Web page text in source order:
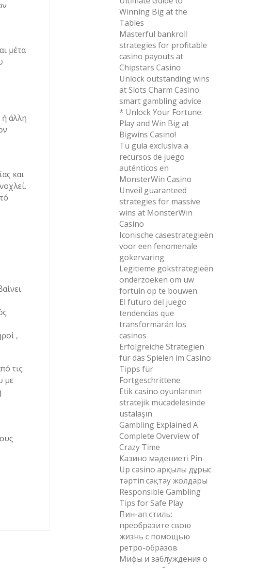
μέτα
ή άλλη
και
,
τις
με
Winning Big at the
Tables
Masterful bankroll
strategies for profitable
casino payouts at
Chipstars Casino
Unlock outstanding wins
at Slots Charm Casino:
smart gambling advice
* Unlock Your Fortune:
Play and Win Big at
Bigwins Casino!
Tu guía exclusiva a
recursos de juego
auténticos en
MonsterWin Casino
Unveil guaranteed
strategies for massive
wins at MonsterWin
Casino
Iconische casestrategieën
voor een fenomenale
gokervaring
Legitieme gokstrategieën
onderzoeken om uw
fortuin op te bouwen
El futuro del juego
tendencias que
transformarán los
casinos
Erfolgreiche Strategien
für das Spielen im Casino
Tipps für
Fortgeschrittene
Etik casino oyunlarının
stratejik mücadelesinde
ustalaşın
Gambling Explained A
Complete Overview of
Crazy Time
Казино мәдениеті Pin-
Up casino арқылы дұрыс
тәртіп сақтау жолдары
Responsible Gambling
Tips for Safe Play
Пин-ап стиль:
преобразите свою
жизнь с помощью
ретро-образов
Мифы и заблуждения о